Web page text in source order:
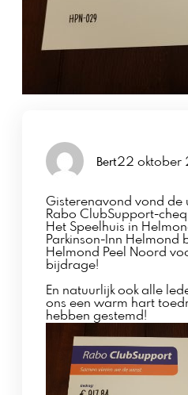
Bert22 oktober
Gisterenavond vond de
Rabo ClubSupport-
Het Speelhuis in
Parkinson-Inn Helmond
Helmond Peel Noord
bijdrage!
En natuurlijk ook alle
ons een warm hart
hebben gestemd!